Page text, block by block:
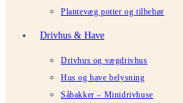
Plantevæg potter og tilbehør
Drivhus & Have
Drivhus og vægdrivhus
Hus og have belysning
Såbakker – Minidrivhuse